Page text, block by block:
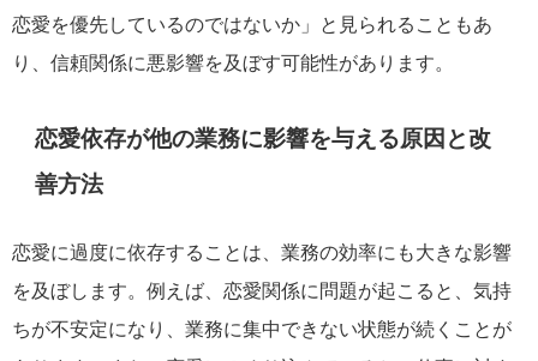
恋愛を優先しているのではないか」と見られることもあ
り、信頼関係に悪影響を及ぼす可能性があります。
恋愛依存が他の業務に影響を与える原因と改
善方法
恋愛に過度に依存することは、業務の効率にも大きな影響
を及ぼします。例えば、恋愛関係に問題が起こると、気持
ちが不安定になり、業務に集中できない状態が続くことが